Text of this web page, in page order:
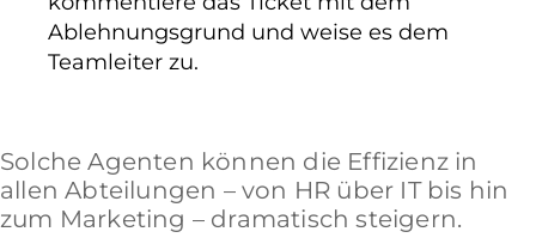
Ablehnungsgrund und weise es dem
Teamleiter zu.
Solche Agenten können die Effizienz in
allen Abteilungen – von HR über IT bis hin
zum Marketing – dramatisch steigern.